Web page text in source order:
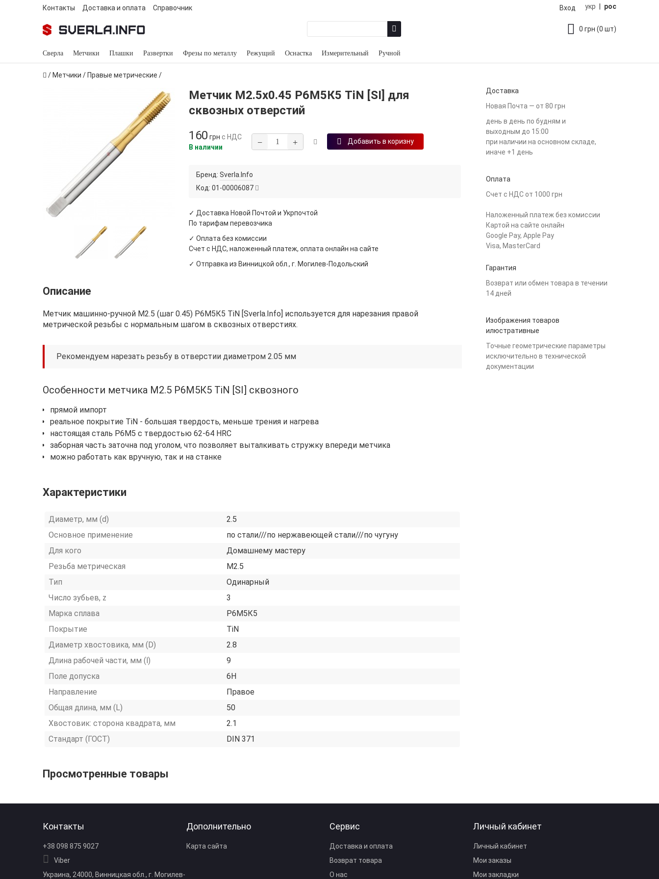
укр рос
Контакты Доставка и оплата Справочник Вход
0 грн (0 шт)
Сверла Метчики Плашки Развертки Фрезы по металлу Режущий Оснастка Измерительный Ручной
/ Метчики / Правые метрические /
Метчик М2.5х0.45 Р6М5К5 TiN [SI] для
сквозных отверстий
160 грн с НДС
В наличии
− + Добавить в коризну
Бренд: Sverla.Info
Код: 01-00006087
✓ Доставка Новой Почтой и Укрпочтой
По тарифам перевозчика
✓ Оплата без комиссии
Счет с НДС, наложенный платеж, оплата онлайн на сайте
✓ Отправка из Винницкой обл., г. Могилев-Подольский
Описание
Метчик машинно-ручной М2.5 (шаг 0.45) Р6М5К5 TiN [Sverla.Info] используется для нарезания правой
метрической резьбы с нормальным шагом в сквозных отверстиях.
Рекомендуем нарезать резьбу в отверстии диаметром 2.05 мм
Особенности метчика М2.5 Р6М5К5 TiN [SI] сквозного
прямой импорт
реальное покрытие TiN - большая твердость, меньше трения и нагрева
настоящая сталь Р6М5 с твердостью 62-64 HRC
заборная часть заточна под уголом, что позволяет выталкивать стружку впереди метчика
можно работать как вручную, так и на станке
Характеристики
Диаметр, мм (d)
2.5
Основное применение
по стали///по нержавеющей стали///по чугуну
Для кого
Домашнему мастеру
Резьба метрическая
М2.5
Тип
Одинарный
Число зубьев, z
3
Марка сплава
Р6М5К5
Покрытие
TiN
Диаметр хвостовика, мм (D)
2.8
Длина рабочей части, мм (l)
9
Поле допуска
6H
Направление
Правое
Общая длина, мм (L)
50
Хвостовик: сторона квадрата, мм
2.1
Стандарт (ГОСТ)
DIN 371
Просмотренные товары
Доставка
Новая Почта — от 80 грн
день в день по будням и
выходным до 15:00
при наличии на основном складе,
иначе +1 день
Оплата
Счет с НДС от 1000 грн
Наложенный платеж без комиссии
Картой на сайте онлайн
Google Pay, Apple Pay
Visa, MasterCard
Гарантия
Возврат или обмен товара в течении
14 дней
Изображения товаров
илюстративные
Точные геометрические параметры
исключительно в технической
документации
Контакты
+38 098 875 9027
Viber
Украина, 24000, Винницкая обл., г. Могилев-
Дополнительно
Карта сайта
Сервис
Доставка и оплата
Возврат товара
О нас
Личный кабинет
Личный кабинет
Мои заказы
Мои закладки